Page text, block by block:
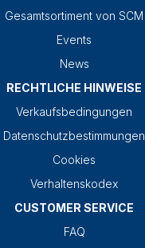
Gesamtsortiment von SCM
Events
News
RECHTLICHE HINWEISE
Verkaufsbedingungen
Datenschutzbestimmungen
Cookies
Verhaltenskodex
CUSTOMER SERVICE
FAQ